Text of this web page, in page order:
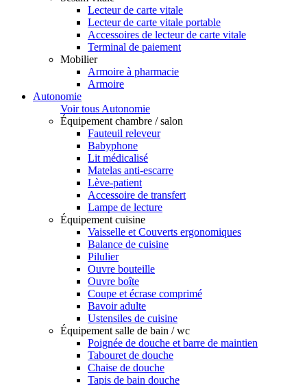
Lecteur de carte vitale
Lecteur de carte vitale portable
Accessoires de lecteur de carte vitale
Terminal de paiement
Mobilier
Armoire à pharmacie
Armoire
Autonomie
Voir tous Autonomie
Équipement chambre / salon
Fauteuil releveur
Babyphone
Lit médicalisé
Matelas anti-escarre
Lève-patient
Accessoire de transfert
Lampe de lecture
Équipement cuisine
Vaisselle et Couverts ergonomiques
Balance de cuisine
Pilulier
Ouvre bouteille
Ouvre boîte
Coupe et écrase comprimé
Bavoir adulte
Ustensiles de cuisine
Équipement salle de bain / wc
Poignée de douche et barre de maintien
Tabouret de douche
Chaise de douche
Tapis de bain douche